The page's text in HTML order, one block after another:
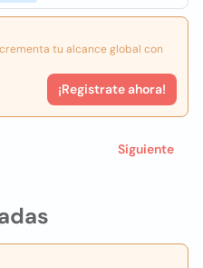
tu alcance global con
¡Registrate ahora!
Siguiente